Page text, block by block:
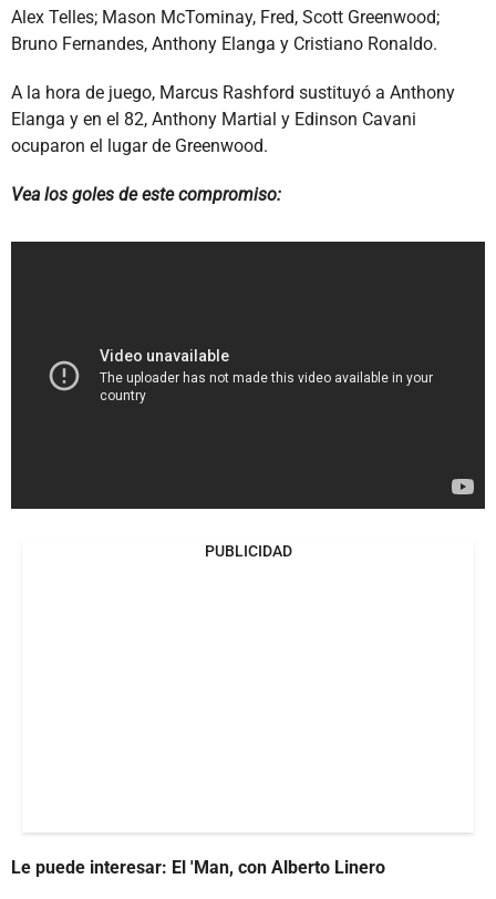
Alex Telles; Mason McTominay, Fred, Scott Greenwood;
Bruno Fernandes, Anthony Elanga y Cristiano Ronaldo.
A la hora de juego, Marcus Rashford sustituyó a Anthony
Elanga y en el 82, Anthony Martial y Edinson Cavani
ocuparon el lugar de Greenwood.
Vea los goles de este compromiso:
PUBLICIDAD
Le puede interesar: El 'Man, con Alberto Linero